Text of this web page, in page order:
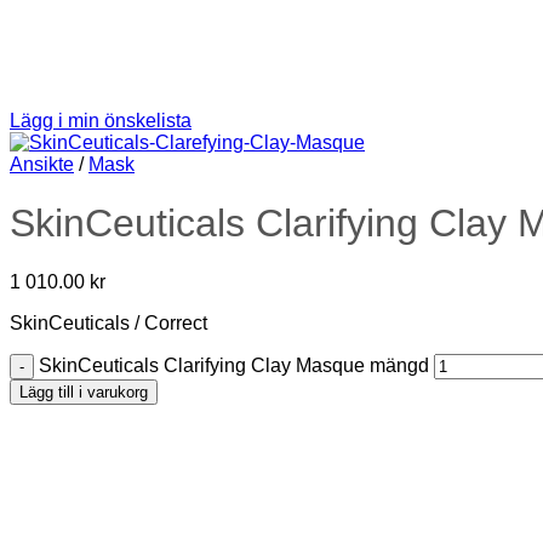
Lägg i min önskelista
Ansikte / Mask
SkinCeuticals Clarifying Clay
1 010.00 kr
SkinCeuticals / Correct
SkinCeuticals Clarifying Clay Masque mängd
Lägg till i varukorg